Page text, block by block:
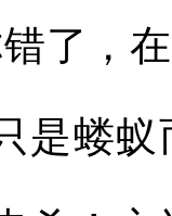
了，
是蝼